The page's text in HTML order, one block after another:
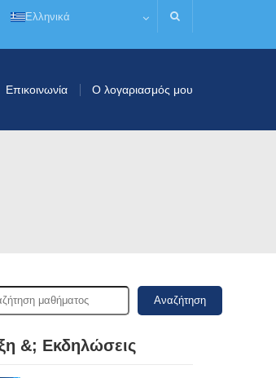
Ελληνικά
Επικοινωνία Ο λογαριασμός μου
Αναζήτηση
&; Εκδηλώσεις